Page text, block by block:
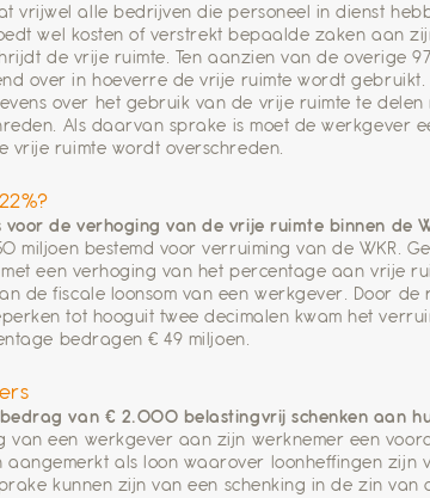
vrijwel alle bedrijven die personeel in dienst
wel kosten of verstrekt bepaalde zaken aan
de vrije ruimte. Ten aanzien van de overige
over in hoeverre de vrije ruimte wordt gebruikt.
over het gebruik van de vrije ruimte te delen
Als daarvan sprake is moet de werkgever
vrije ruimte wordt overschreden.
de verhoging van de vrije ruimte binnen de
miljoen bestemd voor verruiming van de WKR.
een verhoging van het percentage aan vrije
de fiscale loonsom van een werkgever. Door de
tot hooguit twee decimalen kwam het
bedragen € 49 miljoen.
van € 2.000 belastingvrij schenken aan
van een werkgever aan zijn werknemer een
als loon waarover loonheffingen zijn
kunnen zijn van een schenking in de zin van